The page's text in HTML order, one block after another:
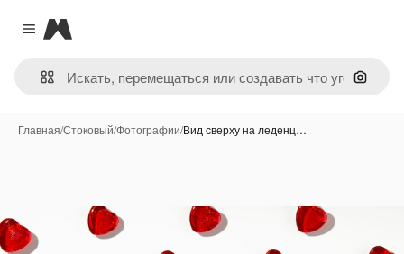
Close menu
Magnific
Поиск
Главная/Стоковый/Фотографии/Вид сверху на леденц…